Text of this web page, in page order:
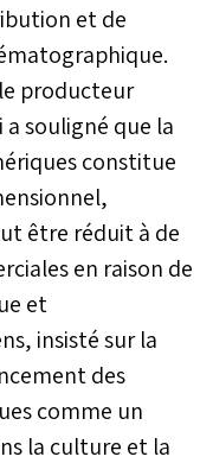
et de
producteur
souligné que la
constitue
être réduit à de
en raison de
et
insisté sur la
des
comme un
la culture et la